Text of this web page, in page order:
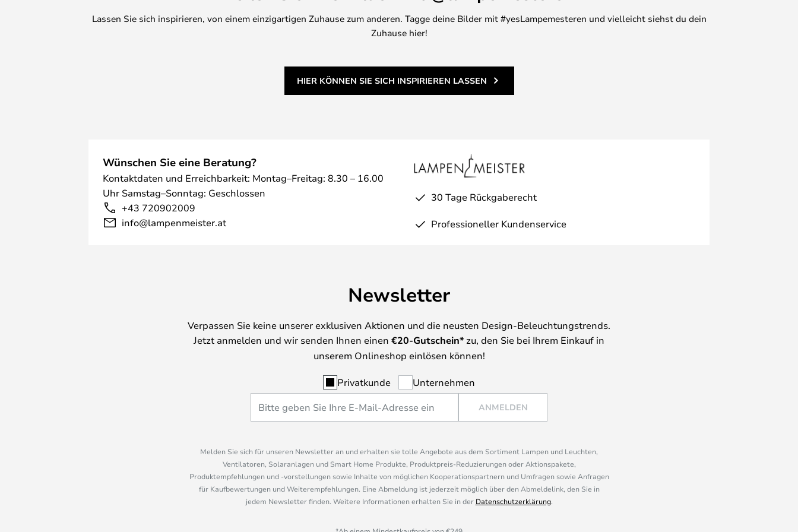
Lassen Sie sich inspirieren, von einem einzigartigen Zuhause zum anderen. Tagge deine Bilder mit #yesLampemesteren und vielleicht siehst du dein
Zuhause hier!
HIER KÖNNEN SIE SICH INSPIRIEREN LASSEN
Wünschen Sie eine Beratung?
Kontaktdaten und Erreichbarkeit: Montag–Freitag: 8.30 – 16.00
Uhr Samstag–Sonntag: Geschlossen
+43 720902009
info@lampenmeister.at
30 Tage Rückgaberecht
Professioneller Kundenservice
Newsletter
Verpassen Sie keine unserer exklusiven Aktionen und die neusten Design-Beleuchtungstrends.
Jetzt anmelden und wir senden Ihnen einen €20-Gutschein* zu, den Sie bei Ihrem Einkauf in
unserem Onlineshop einlösen können!
Privatkunde Unternehmen
ANMELDEN
Melden Sie sich für unseren Newsletter an und erhalten sie tolle Angebote aus dem Sortiment Lampen und Leuchten,
Ventilatoren, Solaranlagen und Smart Home Produkte, Produktpreis-Reduzierungen oder Aktionspakete,
Produktempfehlungen und -vorstellungen sowie Inhalte von möglichen Kooperationspartnern und Umfragen sowie Anfragen
für Kaufbewertungen und Weiterempfehlungen. Eine Abmeldung ist jederzeit möglich über den Abmeldelink, den Sie in
jedem Newsletter finden. Weitere Informationen erhalten Sie in der Datenschutzerklärung.